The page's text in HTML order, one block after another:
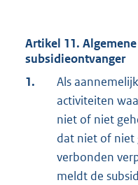
Artikel 11.
subsidieontvanger
1.
Als
activiteiten
niet of niet
dat niet of niet
verbonden
meldt de